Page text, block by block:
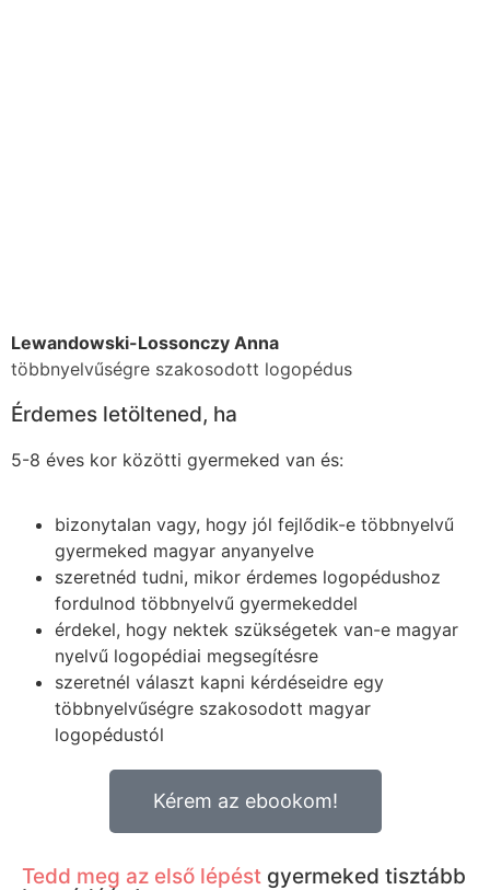
Lewandowski-Lossonczy Anna
többnyelvűségre szakosodott logopédus
Érdemes letöltened, ha
5-8 éves kor közötti gyermeked van és:
bizonytalan vagy, hogy jól fejlődik-e többnyelvű
gyermeked magyar anyanyelve
szeretnéd tudni, mikor érdemes logopédushoz
fordulnod többnyelvű gyermekeddel
érdekel, hogy nektek szükségetek van-e magyar
nyelvű logopédiai megsegítésre
szeretnél választ kapni kérdéseidre egy
többnyelvűségre szakosodott magyar
logopédustól
Kérem az ebookom!
Tedd meg az első lépést gyermeked tisztább